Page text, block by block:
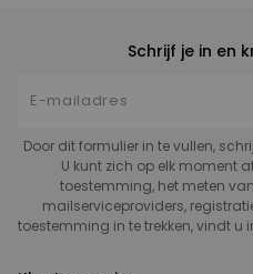
Schrijf je in en
Door dit formulier in te vullen,
U kunt zich op elk moment
toestemming, het meten
mailserviceproviders,
toestemming in te trekken, vindt u